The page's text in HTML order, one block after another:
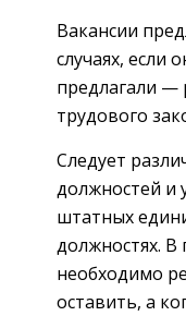
Вакансии
случаях, если
предлагали —
трудового
Следует
должностей и
штатных
должностях. В
необходимо
оставить, а